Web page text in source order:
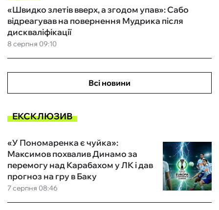
8 серпня 09:10
«Швидко злетів вверх, а згодом упав»: Сабо
відреагував на повернення Мудрика після
дискваліфікації
Всі новини
ЕКСКЛЮЗИВ
7 серпня 08:46
«У Пономаренка є чуйка»:
Максимов похвалив Динамо за
перемогу над Карабахом у ЛК і дав
прогноз на гру в Баку